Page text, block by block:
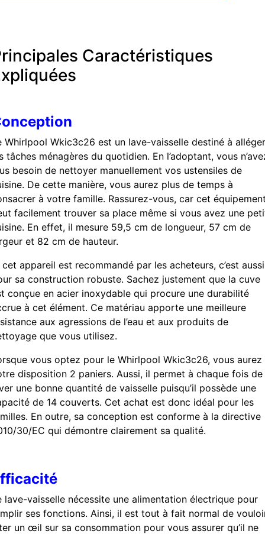
Caractéristiques
Whirlpool Wkic3c26 est un lave-vaisselle destiné à alléger
tâches ménagères du quotidien. En l’adoptant, vous
besoin de nettoyer manuellement vos ustensiles de
De cette manière, vous aurez plus de temps à
à votre famille. Rassurez-vous, car cet
facilement trouver sa place même si vous avez une
En effet, il mesure 59,5 cm de longueur, 57 cm de
et 82 cm de hauteur.
cet appareil est recommandé par les acheteurs, c’est aussi
sa construction robuste. Sachez justement que la cuve
conçue en acier inoxydable qui procure une durabilité
à cet élément. Ce matériau apporte une meilleure
aux agressions de l’eau et aux produits de
que vous utilisez.
vous optez pour le Whirlpool Wkic3c26, vous aurez
disposition 2 paniers. Aussi, il permet à chaque fois de
une bonne quantité de vaisselle puisqu’il possède une
de 14 couverts. Cet achat est donc idéal pour les
En outre, sa conception est conforme à la directive
30/EC qui démontre clairement sa qualité.
lave-vaisselle nécessite une alimentation électrique pour
ses fonctions. Ainsi, il est tout à fait normal de
un œil sur sa consommation pour vous assurer qu’il ne